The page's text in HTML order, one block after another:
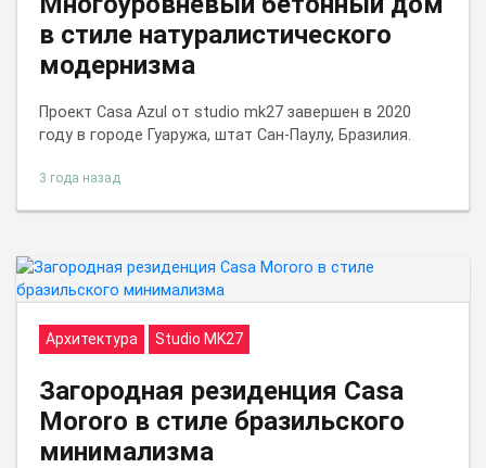
в стиле натуралистического
модернизма
Проект Casa Azul от studio mk27 завершен в 2020
году в городе Гуаружа, штат Сан-Паулу, Бразилия.
3 года назад
Архитектура Studio MK27
Загородная резиденция Casa
Mororo в стиле бразильского
минимализма